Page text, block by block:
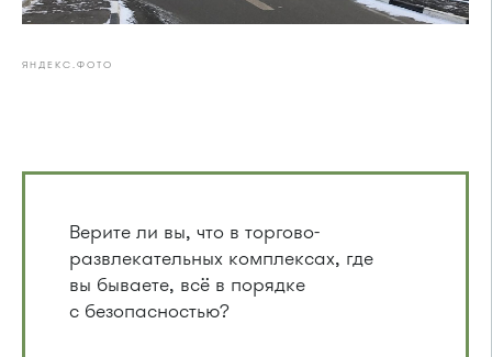
ЯНДЕКС.ФОТО
Верите ли вы, что в торгово-
развлекательных комплексах, где
вы бываете, всё в порядке
с безопасностью?